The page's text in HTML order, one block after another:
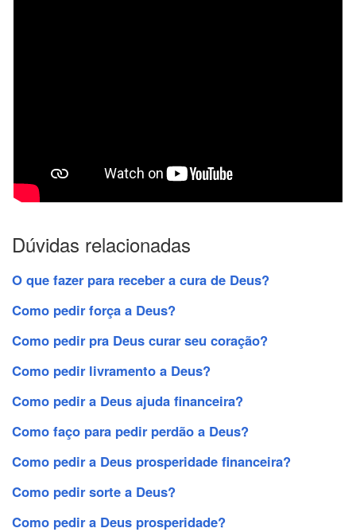
Dúvidas relacionadas
O que fazer para receber a cura de Deus?
Como pedir força a Deus?
Como pedir pra Deus curar seu coração?
Como pedir livramento a Deus?
Como pedir a Deus ajuda financeira?
Como faço para pedir perdão a Deus?
Como pedir a Deus prosperidade financeira?
Como pedir sorte a Deus?
Como pedir a Deus prosperidade?